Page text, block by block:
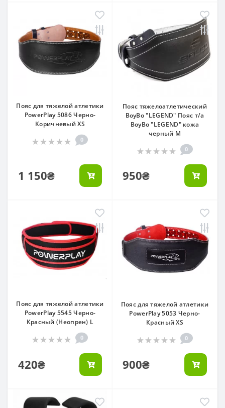
Пояс для тяжелой атлетики
PowerPlay 5086 Черно-
Коричневый XS
0
1 150₴
Пояс тяжелоатлетический
BoyBo "LEGEND" Пояс т/а
BoyBo "LEGEND" кожа
черный M
0
950₴
Пояс для тяжелой атлетики
PowerPlay 5545 Черно-
Красный (Неопрен) L
0
420₴
Пояс для тяжелой атлетики
PowerPlay 5053 Черно-
Красный XS
0
900₴